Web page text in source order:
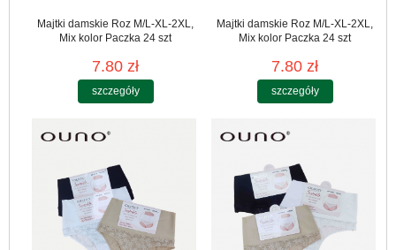
Majtki damskie Roz M/L-XL-2XL,
Mix kolor Paczka 24 szt
7.80 zł
szczegóły
Majtki damskie Roz M/L-XL-2XL,
Mix kolor Paczka 24 szt
7.80 zł
szczegóły